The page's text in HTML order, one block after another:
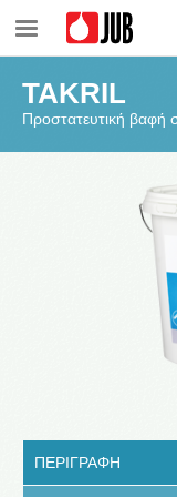
Προστασία επιφανειών
TAKRIL
Προστατευτική βαφή
ΠΕΡΙΓΡΑΦΗ